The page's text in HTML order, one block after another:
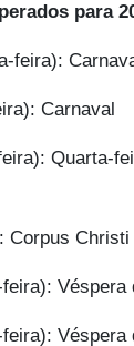
para
feira):
Carnaval
Quarta-
Corpus Christi
Véspera
Véspera